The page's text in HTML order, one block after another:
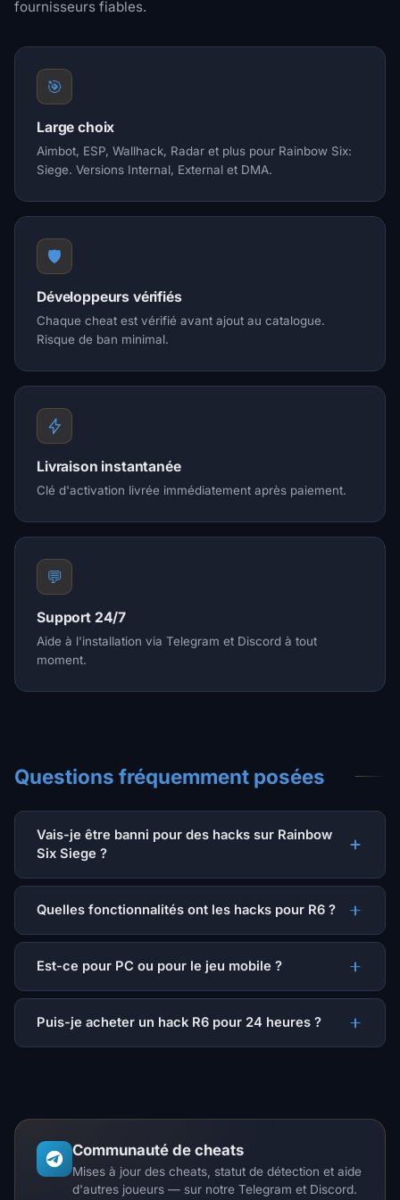
fournisseurs fiables.
🎯
Large choix
Aimbot, ESP, Wallhack, Radar et plus pour Rainbow Six:
Siege. Versions Internal, External et DMA.
🛡️
Développeurs vérifiés
Chaque cheat est vérifié avant ajout au catalogue.
Risque de ban minimal.
Livraison instantanée
Clé d'activation livrée immédiatement après paiement.
💬
Support 24/7
Aide à l'installation via Telegram et Discord à tout
moment.
Questions fréquemment posées
Vais-je être banni pour des hacks sur Rainbow
Six Siege ?
Quelles fonctionnalités ont les hacks pour R6 ?
Est-ce pour PC ou pour le jeu mobile ?
Puis-je acheter un hack R6 pour 24 heures ?
Communauté de cheats
Mises à jour des cheats, statut de détection et aide
d'autres joueurs — sur notre Telegram et Discord.